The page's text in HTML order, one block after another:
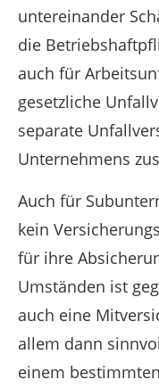
untereinander
die
auch für
gesetzliche
separate
Unternehmens
Auch für
kein
für ihre
Umständen ist
auch eine
allem dann
einem